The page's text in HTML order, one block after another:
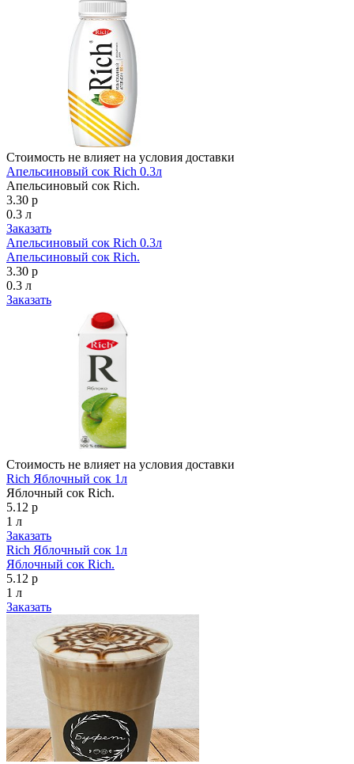
Стоимость не влияет на условия доставки
Апельсиновый сок Rich 0.3л
Апельсиновый сок Rich.
3.30 р
0.3 л
Заказать
Апельсиновый сок Rich 0.3л
Апельсиновый сок Rich.
3.30 р
0.3 л
Заказать
Стоимость не влияет на условия доставки
Rich Яблочный сок 1л
Яблочный сок Rich.
5.12 р
1 л
Заказать
Rich Яблочный сок 1л
Яблочный сок Rich.
5.12 р
1 л
Заказать